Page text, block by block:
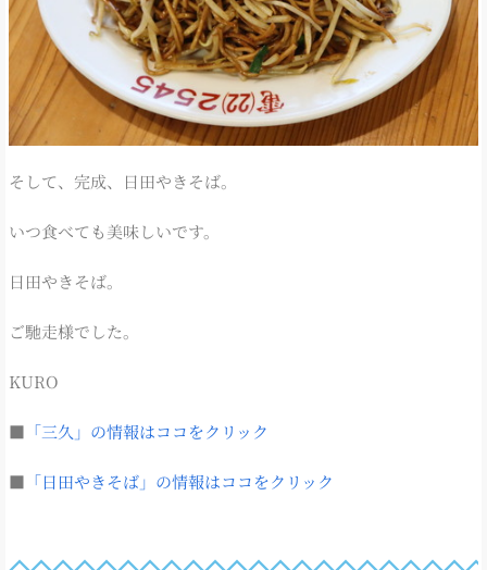
そして、完成、日田やきそば。
いつ食べても美味しいです。
日田やきそば。
ご馳走様でした。
KURO
■ 「三久」の情報はココをクリック
■ 「日田やきそば」の情報はココをクリック